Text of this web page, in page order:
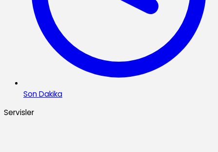
Son Dakika
Servisler